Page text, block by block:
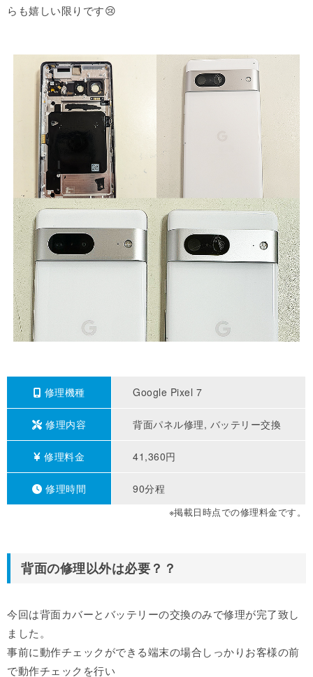
らも嬉しい限りです😢
修理機種 Google Pixel 7
修理内容 背面パネル修理, バッテリー交換
修理料金 41,360円
修理時間 90分程
※掲載日時点での修理料金です。
背面の修理以外は必要？？
今回は背面カバーとバッテリーの交換のみで修理が完了致し
ました。
事前に動作チェックができる端末の場合しっかりお客様の前
で動作チェックを行い